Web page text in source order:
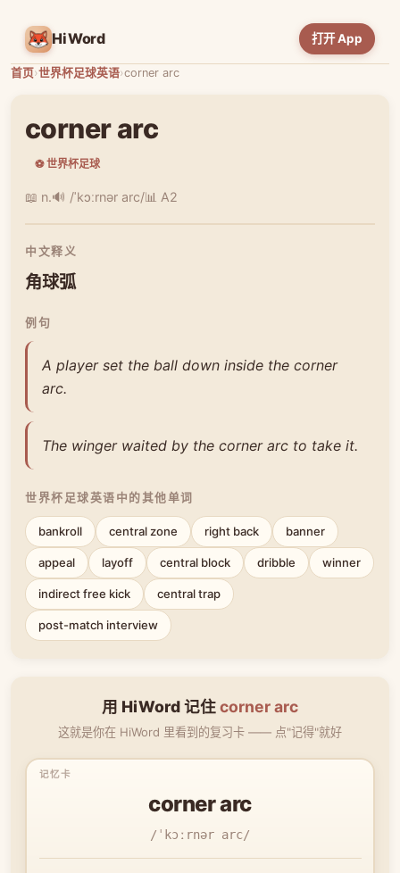
HiWord 打开 App
首页›世界杯足球英语›corner arc
corner arc
⚽ 世界杯足球
📖 n.🔊 /ˈkɔːrnər arc/📊 A2
中文释义
角球弧
例句
A player set the ball down inside the corner
arc.
The winger waited by the corner arc to take it.
世界杯足球英语中的其他单词
bankroll central zone right back banner
appeal layoff central block dribble winner
indirect free kick central trap
post-match interview
用 HiWord 记住corner arc
这就是你在 HiWord 里看到的复习卡 —— 点"记得"就好
corner arc
/ˈkɔːrnər arc/